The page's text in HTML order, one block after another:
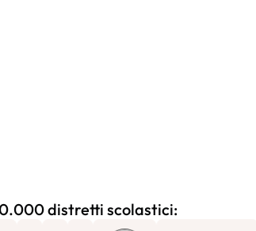
distretti scolastici: